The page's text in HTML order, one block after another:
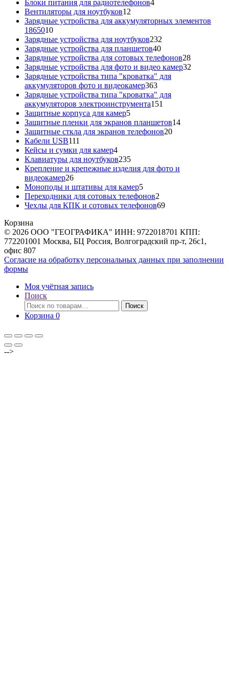
товаров
Блоки питания для радиотелефонов44
Вентиляторы для ноутбуков12
товаров
Зарядные устройства для аккумуляторных элементов
186501010
товаров
Зарядные устройства для ноутбуков232
Зарядные устройства для планшетов4040
товаров
Зарядные устройства для сотовых телефонов2828
товаров
Зарядные устройства для фото и видео камер32
Зарядные устройства типа "кроватка" для
аккумуляторов фото и видеокамер363363
товара
Зарядные устройства типа "кроватка" для
аккумуляторов электроинструмента151
Защитные корпуса для камер55
товаров
Защитные пленки для экранов планшетов1414
Защитные сткла для экранов телефонов2020
Кабели USB111
товаров
Кейсы и сумки для камер44
товара
Клавиатуры для ноутбуков235235
товаров
Крепление и крепежные изделия для фото и
видеокамер2626
товаров
Моноподы и штативы для камер55
товаров
Переходники для сотовых телефонов2
товара
Чехлы для КПК и сотовых телефонов6969
Корзина
© 2026 ООО "ГЕОГРАФИКА" ИНН: 9722018701 КПП:
772201001 Москва, БЦ Россия, Волгоградский пр-т, 26с1,
офис 807
Согласие на обработку персональных данных при заполнении
формы
Моя учётная запись
Поиск
Искать:
Поиск
Корзина 0
-->